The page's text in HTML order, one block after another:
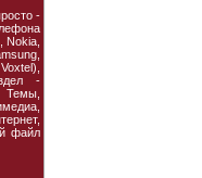
-
Nokia,
-
файл